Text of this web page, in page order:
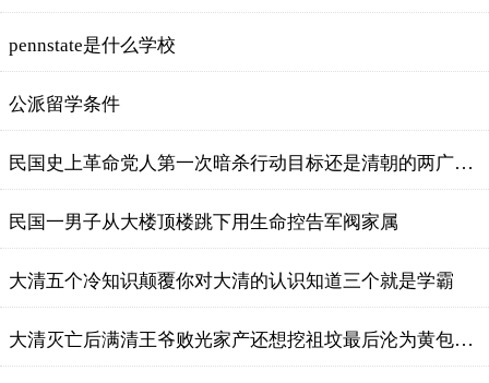
pennstate是什么学校
公派留学条件
民国史上革命党人第一次暗杀行动目标还是清朝的两广总督
民国一男子从大楼顶楼跳下用生命控告军阀家属
大清五个冷知识颠覆你对大清的认识知道三个就是学霸
大清灭亡后满清王爷败光家产还想挖祖坟最后沦为黄包车夫